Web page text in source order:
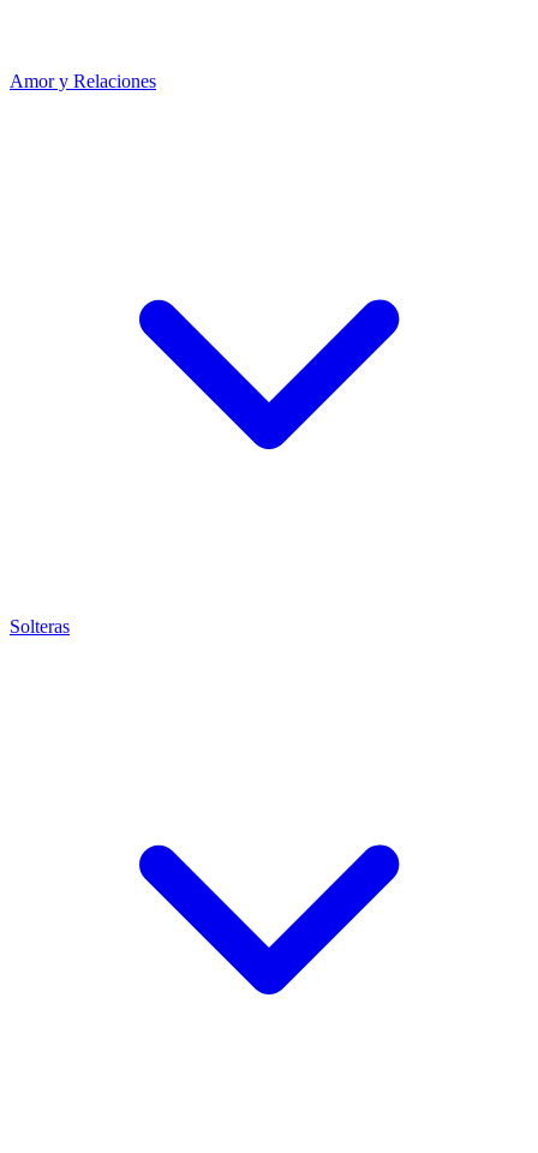
Amor y Relaciones
Solteras